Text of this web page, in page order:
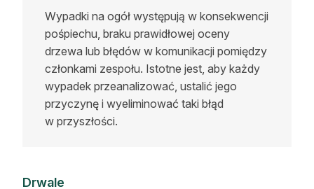
Wypadki na ogół występują w konsekwencji
pośpiechu, braku prawidłowej oceny
drzewa lub błędów w komunikacji pomiędzy
członkami zespołu. Istotne jest, aby każdy
wypadek przeanalizować, ustalić jego
przyczynę i wyeliminować taki błąd
w przyszłości.
Drwale